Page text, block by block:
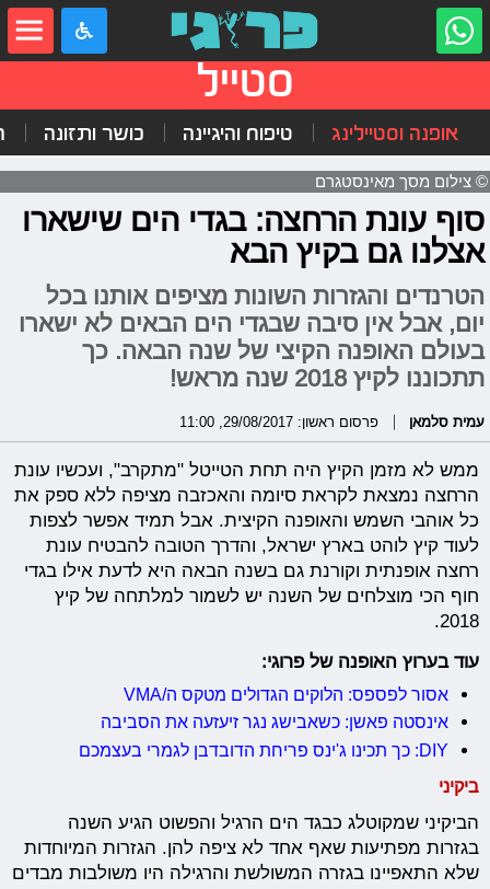
סטייל
אופנה וסטיילינג טיפוח והיגיינה כושר ותזונה
© צילום מסך מאינסטגרם
סוף עונת הרחצה: בגדי הים שישארו
אצלנו גם בקיץ הבא
הטרנדים והגזרות השונות מציפים אותנו בכל
יום, אבל אין סיבה שבגדי הים הבאים לא ישארו
בעולם האופנה הקיצי של שנה הבאה. כך
תתכוננו לקיץ 2018 שנה מראש!
עמית סלמאן פרסום ראשון: 29/08/2017, 11:00
ממש לא מזמן הקיץ היה תחת הטייטל "מתקרב", ועכשיו עונת
הרחצה נמצאת לקראת סיומה והאכזבה מציפה ללא ספק את
כל אוהבי השמש והאופנה הקיצית. אבל תמיד אפשר לצפות
לעוד קיץ לוהט בארץ ישראל, והדרך הטובה להבטיח עונת
רחצה אופנתית וקורנת גם בשנה הבאה היא לדעת אילו בגדי
חוף הכי מוצלחים של השנה יש לשמור למלתחה של קיץ
2018.
עוד בערוץ האופנה של פרוגי:
אסור לפספס: הלוקים הגדולים מטקס ה/VMA
אינסטה פאשן: כשאבישג נגר זיעזעה את הסביבה
DIY: כך תכינו ג'ינס פריחת הדובדבן לגמרי בעצמכם
ביקיני
הביקיני שמקוטלג כבגד הים הרגיל והפשוט הגיע השנה
בגזרות מפתיעות שאף אחד לא ציפה להן. הגזרות המיוחדות
שלא התאפיינו בגזרה המשולשת והרגילה היו משולבות מבדים